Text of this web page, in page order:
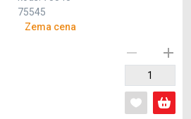
75545
Zema cena